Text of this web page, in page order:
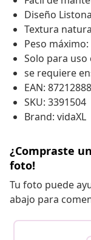
Diseño
Textura
Peso
Solo para
se requiere
EAN:
SKU: 3391504
Brand: vidaXL
¿Compraste
foto!
Tu foto puede
abajo para